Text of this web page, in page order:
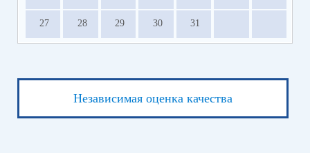
27 28 29 30 31
Независимая оценка качества